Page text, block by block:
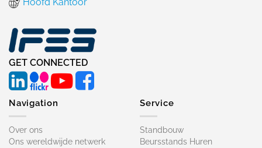
GET CONNECTED
Navigation
Over ons
Ons wereldwijde netwerk
Service
Standbouw
Beursstands Huren